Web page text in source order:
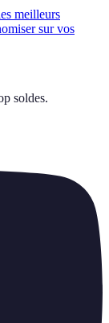
meilleurs
sur vos
soldes.